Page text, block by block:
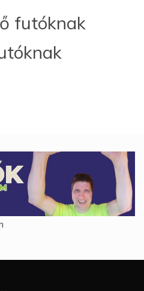
futóknak